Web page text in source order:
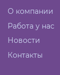
О компании
Работа у нас
Новости
Контакты